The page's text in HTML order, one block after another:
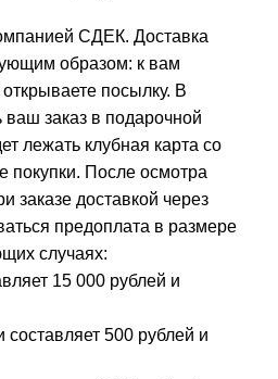
СДЕК. Доставка
образом: к вам
посылку. В
ваш заказ в подарочной
лежать клубная карта со
покупки. После осмотра
заказе доставкой через
предоплата в размере
случаях:
15 000 рублей и
500 рублей и